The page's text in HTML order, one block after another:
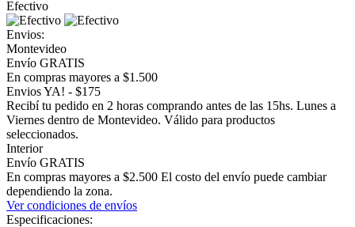
Efectivo
Envios:
Montevideo
Envío GRATIS
En compras mayores a $1.500
Envios YA! - $175
Recibí tu pedido en 2 horas comprando antes de las 15hs. Lunes a
Viernes dentro de Montevideo. Válido para productos
seleccionados.
Interior
Envío GRATIS
En compras mayores a $2.500 El costo del envío puede cambiar
dependiendo la zona.
Ver condiciones de envíos
Especificaciones: